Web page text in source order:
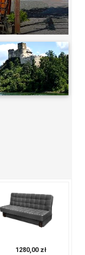
1280,00 zł